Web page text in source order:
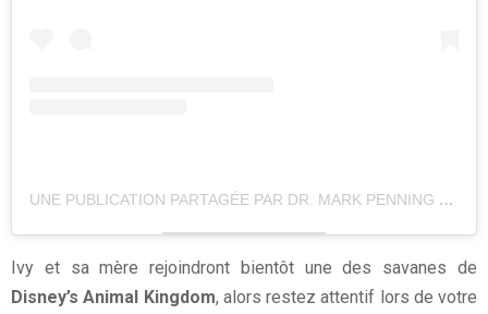
UNE PUBLICATION PARTAGÉE PAR DR. MARK PENNING (@DRMARKATDISNEY)
Ivy et sa mère rejoindront bientôt une des savanes de
Disney’s Animal Kingdom, alors restez attentif lors de votre